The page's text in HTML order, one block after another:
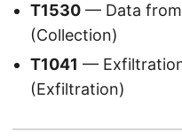
T1530 — Data from
(Collection)
T1041 —
(Exfiltration)